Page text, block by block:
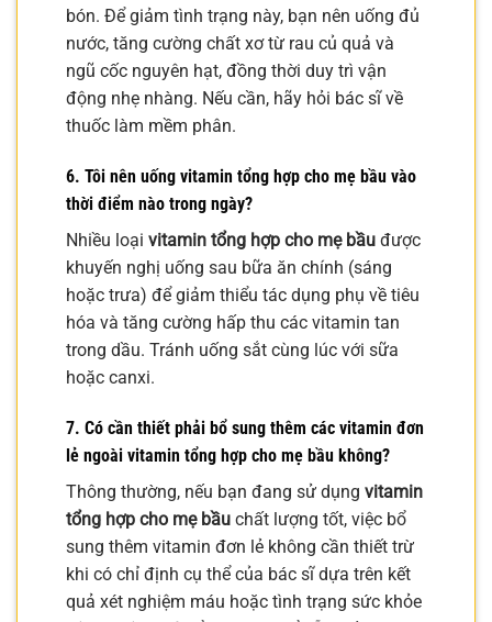
bón. Để giảm tình trạng này, bạn nên uống đủ
nước, tăng cường chất xơ từ rau củ quả và
ngũ cốc nguyên hạt, đồng thời duy trì vận
động nhẹ nhàng. Nếu cần, hãy hỏi bác sĩ về
thuốc làm mềm phân.
6. Tôi nên uống vitamin tổng hợp cho mẹ bầu vào
thời điểm nào trong ngày?
Nhiều loại vitamin tổng hợp cho mẹ bầu được
khuyến nghị uống sau bữa ăn chính (sáng
hoặc trưa) để giảm thiểu tác dụng phụ về tiêu
hóa và tăng cường hấp thu các vitamin tan
trong dầu. Tránh uống sắt cùng lúc với sữa
hoặc canxi.
7. Có cần thiết phải bổ sung thêm các vitamin đơn
lẻ ngoài vitamin tổng hợp cho mẹ bầu không?
Thông thường, nếu bạn đang sử dụng vitamin
tổng hợp cho mẹ bầu chất lượng tốt, việc bổ
sung thêm vitamin đơn lẻ không cần thiết trừ
khi có chỉ định cụ thể của bác sĩ dựa trên kết
quả xét nghiệm máu hoặc tình trạng sức khỏe